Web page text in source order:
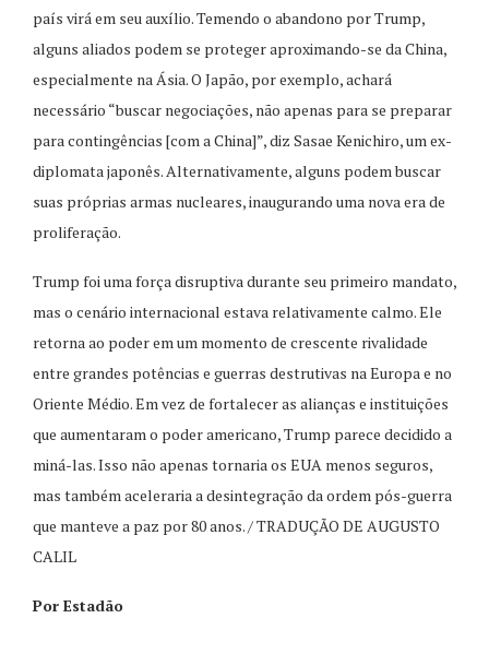
país virá em seu auxílio. Temendo o abandono por Trump,
alguns aliados podem se proteger aproximando-se da China,
especialmente na Ásia. O Japão, por exemplo, achará
necessário “buscar negociações, não apenas para se preparar
para contingências [com a China]”, diz Sasae Kenichiro, um ex-
diplomata japonês. Alternativamente, alguns podem buscar
suas próprias armas nucleares, inaugurando uma nova era de
proliferação.
Trump foi uma força disruptiva durante seu primeiro mandato,
mas o cenário internacional estava relativamente calmo. Ele
retorna ao poder em um momento de crescente rivalidade
entre grandes potências e guerras destrutivas na Europa e no
Oriente Médio. Em vez de fortalecer as alianças e instituições
que aumentaram o poder americano, Trump parece decidido a
miná-las. Isso não apenas tornaria os EUA menos seguros,
mas também aceleraria a desintegração da ordem pós-guerra
que manteve a paz por 80 anos. / TRADUÇÃO DE AUGUSTO
CALIL
Por Estadão